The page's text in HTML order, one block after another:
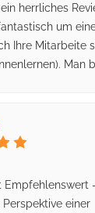
herrliches
um
Ihre Mitarbeite
Man
freuen uns
von Marcus und
Empfehlenswert
einer